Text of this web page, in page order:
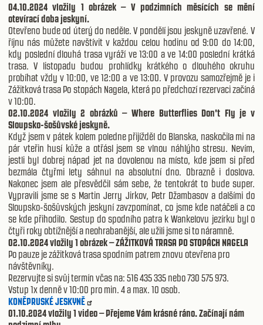
04.10.2024 vložily 1 obrázek – V podzimních měsících se mění
otevírací doba jeskyní.
Otevřeno bude od úterý do neděle. V pondělí jsou jeskyně uzavřené. V
říjnu nás můžete navštívit v každou celou hodinu od 9:00 do 14:00,
kdy poslední dlouhá trasa vyráží ve 13:00 a ve 14:00 poslední krátká
trasa. V listopadu budou prohlídky krátkého o dlouhého okruhu
probíhat vždy v 10:00, ve 12:00 a ve 13:00. V provozu samozřejmě je i
Zážitková trasa Po stopách Nagela, která po předchozí rezervaci začíná
v 10:00.
02.10.2024 vložily 2 obrázků – Where Butterflies Don't Fly je v
Sloupsko-šošůvské jeskyně.
Když jsem v pátek kolem poledne přijížděl do Blanska, naskočila mi na
pár vteřin husí kůže a otřásl jsem se vlnou náhlýho stresu. Nevím,
jestli byl dobrej nápad jet na dovolenou na místo, kde jsem si před
bezmála čtyřmi lety sáhnul na absolutní dno. Obrazně i doslova.
Nakonec jsem ale přesvědčil sám sebe, že tentokrát to bude super.
Vypravili jsme se s Martin Jerry Jirkov, Petr Džambasov a dalšími do
Sloupsko-šošůvských jeskyní zavzpomínat, co jsme kde natáčeli a co
se kde přihodilo. Sestup do spodního patra k Wankelovu jezírku byl o
čtyři roky obtížnější a neohrabanější, ale užili jsme si to náramně.
02.10.2024 vložily 1 obrázek – ZÁŽITKOVÁ TRASA PO STOPÁCH NAGELA
Po pauze je zážitková trasa spodním patrem znovu otevřena pro
návštěvníky.
Rezervujte si svůj termín včas na: 516 435 335 nebo 730 575 973.
Vstup 1x denně v 10:00 pro min. 4 a max. 10 osob.
KONĚPRUSKÉ JESKYNĚ
01.10.2024 vložily 1 video – Přejeme Vám krásné ráno. Začínají nám